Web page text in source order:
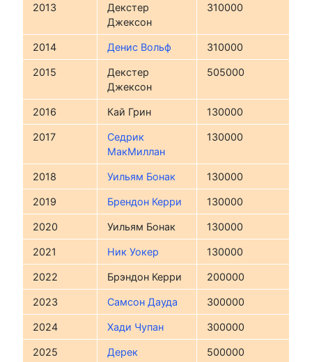
2013
Декстер
Джексон
310000
2014 Денис Вольф 310000
2015
Декстер
Джексон
505000
2016 Кай Грин 130000
2017
Седрик
МакМиллан
130000
2018 Уильям Бонак 130000
2019 Брендон Керри 130000
2020 Уильям Бонак 130000
2021 Ник Уокер 130000
2022 Брэндон Керри 200000
2023 Самсон Дауда 300000
2024 Хади Чупан 300000
2025
Дерек
500000